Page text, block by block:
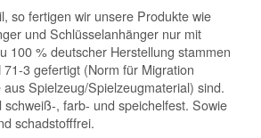
so fertigen wir unsere Produkte wie
und Schlüsselanhänger nur mit
100 % deutscher Herstellung stammen
3 gefertigt (Norm für Migration
Spielzeug/Spielzeugmaterial) sind.
, farb- und speichelfest. Sowie
schadstofffrei.